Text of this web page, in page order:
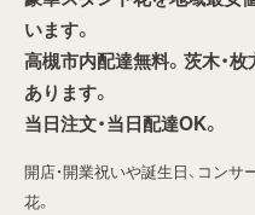
います。
高槻市内配達無料。茨木・
あります。
当日注文・当日配達OK。
開店・開業祝いや誕生日、コン
花。